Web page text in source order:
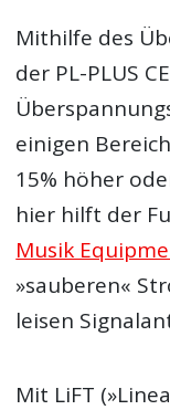
Mithilfe des
der PL-PLUS
einigen
15% höher
hier hilft der
Musik
»sauberen«
leisen
Mit LiFT